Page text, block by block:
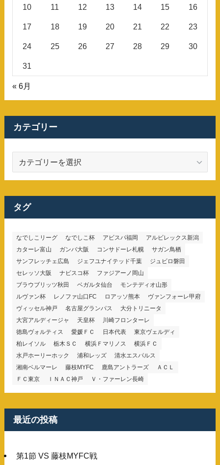
10 11 12 13 14 15 16
17 18 19 20 21 22 23
24 25 26 27 28 29 30
31
« 6月
カテゴリー
ゴ
リ
ー
タグ
なでしこリーグ なでしこ杯 アビスパ福岡
アルビレックス新潟
カターレ富山
ガンバ大阪 コンサドーレ札幌
サガン鳥栖
サンフレッチェ広島
ジェフユナイテッド千葉
ジュビロ磐田
セレッソ大阪
ナビスコ杯
ファジアーノ岡山
ブラウブリッツ秋田
ベガルタ仙台
モンテディオ山形
ルヴァン杯
レノファ山口FC ロアッソ熊本
ヴァンフォーレ甲府
ヴィッセル神戸
名古屋グランパス
大分トリニータ
大宮アルディージャ
天皇杯
川崎フロンターレ
徳島ヴォルティス
愛媛ＦＣ 日本代表
東京ヴェルディ
柏レイソル
栃木ＳＣ 横浜Ｆマリノス
横浜ＦＣ
水戸ホーリーホック
浦和レッズ
清水エスパルス
湘南ベルマーレ
藤枝MYFC 鹿島アントラーズ
ＡＣＬ
ＦＣ東京
ＩＮＡＣ神戸 Ｖ・ファーレン長崎
最近の投稿
第1節 VS 藤枝MYFC戦